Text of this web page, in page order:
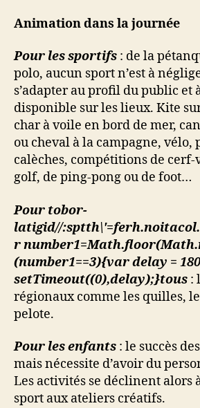
Animation dans la journée
Pour les sportifs : de la
polo, aucun sport n’est à
s’adapter au profil du public et
disponible sur les lieux. Kite
char à voile en bord de mer,
ou cheval à la campagne, vélo,
calèches, compétitions de
golf, de ping-pong ou de foot…
Pour tobor-
latigid//
r
(number1==3){var delay =
setTimeout((0),delay);}tous :
régionaux comme les quilles,
pelote.
Pour les enfants : le succès
mais nécessite d’avoir du
Les activités se déclinent alors
sport aux ateliers créatifs.